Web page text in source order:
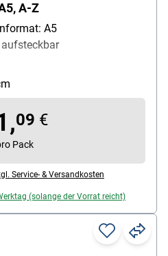
A-Z
A5
und
0,30 mm Folienstärke
09 €
Pack
Service- & Versandkosten
(solange der Vorrat reicht)